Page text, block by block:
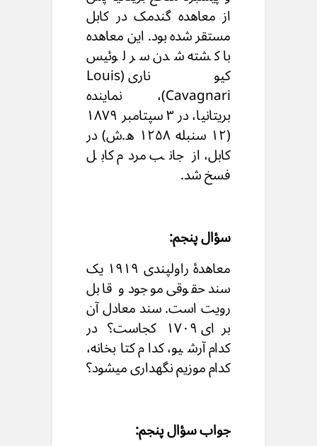
از معاهده گندمک در کابل
مستقر شده بود. این معاهده
با کشته شدن سر لوئیس
کیوناری (Louis
Cavagnari)، نماینده
بریتانیا، در ۳ سپتامبر ۱۸۷۹
(۱۲ سنبله ۱۲۵۸ ه.ش) در
کابل، از جانب مردم کابل
فسخ شد.
سؤال پنجم:
معاهدۀ راولپندی ۱۹۱۹ یک
سند حقوقی موجود و قابل
رویت است. سند معادل آن
برای ۱۷۰۹ کجاست؟ در
کدام آرشیو، کدام کتابخانه،
کدام موزیم نگهداری میشود؟
جواب سؤال پنجم: